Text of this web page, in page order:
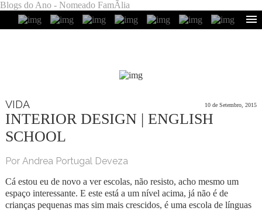
Blogs do Ano - Nomeado FamÃ­lia
VIDA 10 de Setembro, 2015
INTERIOR DESIGN | ENGLISH
SCHOOL
Por Andrea Portugal Deveza
Cá estou eu de novo a ver escolas, não resisto, acho mesmo um
espaço interessante. E este está a um nível acima, já não é de
crianças pequenas mas sim mais crescidos, é uma escola de línguas